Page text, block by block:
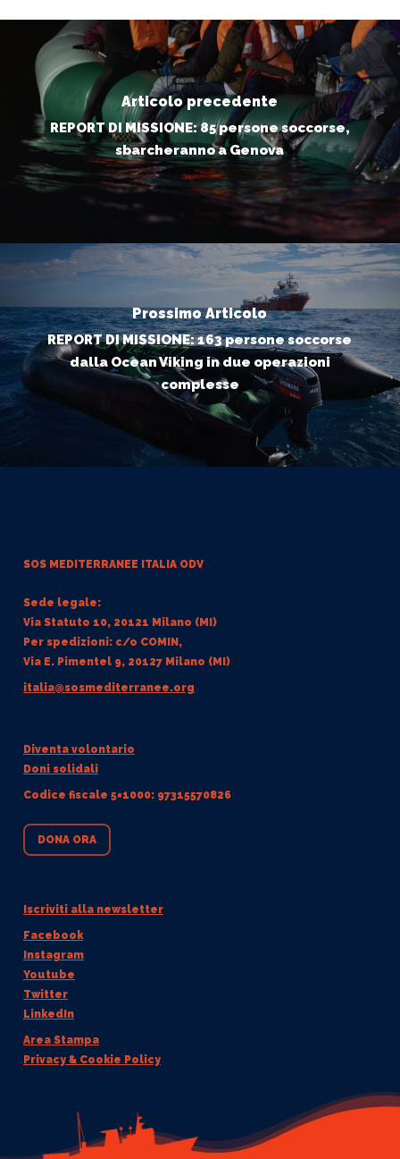
Articolo precedente
REPORT DI MISSIONE: 85 persone soccorse,
sbarcheranno a Genova
Prossimo Articolo
REPORT DI MISSIONE: 163 persone soccorse
dalla Ocean Viking in due operazioni
complesse
SOS MEDITERRANEE ITALIA ODV
Sede legale:
Via Statuto 10, 20121 Milano (MI)
Per spedizioni: c/o COMIN,
Via E. Pimentel 9, 20127 Milano (MI)
italia@sosmediterranee.org
Diventa volontario
Doni solidali
Codice fiscale 5×1000: 97315570826
DONA ORA
Iscriviti alla newsletter
Facebook
Instagram
Youtube
Twitter
LinkedIn
Area Stampa
Privacy & Cookie Policy